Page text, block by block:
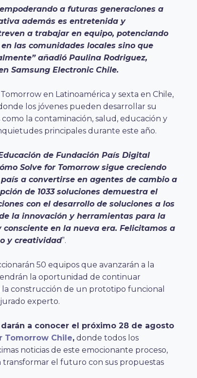
a futuras generaciones a
además es entretenida y
a trabajar en equipo, potenciando
las comunidades locales sino que
añadió Paulina Rodriguez,
Samsung Electronic Chile.
en Latinoamérica y sexta en Chile,
los jóvenes pueden desarrollar su
la contaminación, salud, educación y
principales durante este año.
de Fundación País Digital
Solve for Tomorrow sigue creciendo
a convertirse en agentes de cambio a
de 1033 soluciones demuestra el
con el desarrollo de soluciones a los
la innovación y herramientas para la
en la nueva era. Felicitamos a
y creatividad”.
50 equipos que avanzarán a la
la oportunidad de continuar
construcción de un prototipo funcional
experto.
darán a conocer el próximo 28 de agosto
Tomorrow Chile, donde todos los
noticias de este emocionante proceso,
transformar el futuro con sus propuestas